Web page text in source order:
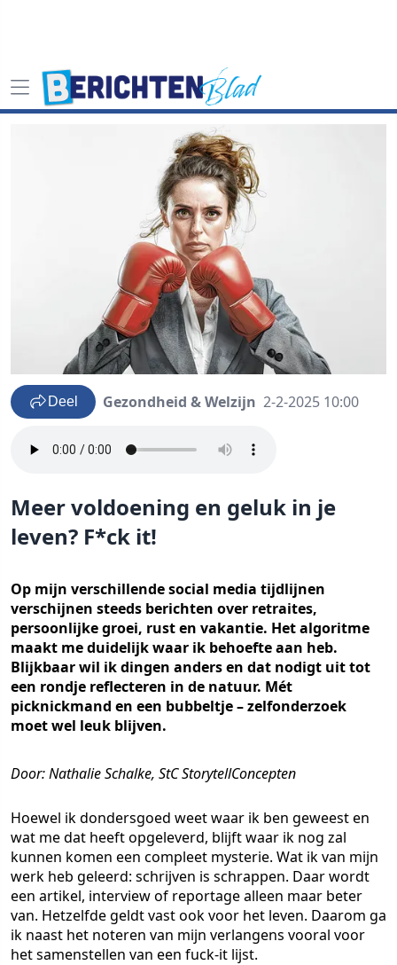
Deel Gezondheid & Welzijn 2-2-2025 10:00
Meer voldoening en geluk in je
leven? F*ck it!
Op mijn verschillende social media tijdlijnen
verschijnen steeds berichten over retraites,
persoonlijke groei, rust en vakantie. Het algoritme
maakt me duidelijk waar ik behoefte aan heb.
Blijkbaar wil ik dingen anders en dat nodigt uit tot
een rondje reflecteren in de natuur. Mét
picknickmand en een bubbeltje – zelfonderzoek
moet wel leuk blijven.
Door: Nathalie Schalke, StC StorytellConcepten
Hoewel ik dondersgoed weet waar ik ben geweest en
wat me dat heeft opgeleverd, blijft waar ik nog zal
kunnen komen een compleet mysterie. Wat ik van mijn
werk heb geleerd: schrijven is schrappen. Daar wordt
een artikel, interview of reportage alleen maar beter
van. Hetzelfde geldt vast ook voor het leven. Daarom ga
ik naast het noteren van mijn verlangens vooral voor
het samenstellen van een fuck-it lijst.